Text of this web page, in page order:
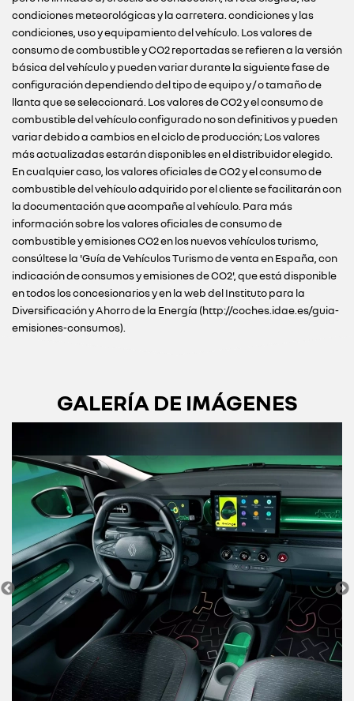
condiciones meteorológicas y la carretera. condiciones y las
condiciones, uso y equipamiento del vehículo. Los valores de
consumo de combustible y CO2 reportadas se refieren a la versión
básica del vehículo y pueden variar durante la siguiente fase de
configuración dependiendo del tipo de equipo y / o tamaño de
llanta que se seleccionará. Los valores de CO2 y el consumo de
combustible del vehículo configurado no son definitivos y pueden
variar debido a cambios en el ciclo de producción; Los valores
más actualizadas estarán disponibles en el distribuidor elegido.
En cualquier caso, los valores oficiales de CO2 y el consumo de
combustible del vehículo adquirido por el cliente se facilitarán con
la documentación que acompañe al vehículo. Para más
información sobre los valores oficiales de consumo de
combustible y emisiones CO2 en los nuevos vehículos turismo,
consúltese la 'Guía de Vehículos Turismo de venta en España, con
indicación de consumos y emisiones de CO2', que está disponible
en todos los concesionarios y en la web del Instituto para la
Diversificación y Ahorro de la Energía (http://coches.idae.es/guia-
emisiones-consumos).
GALERÍA DE IMÁGENES